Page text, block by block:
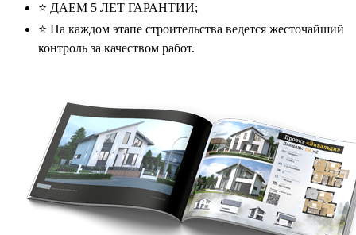
⭐️ ДАЕМ 5 ЛЕТ ГАРАНТИИ;
⭐️ На каждом этапе строительства ведется жесточайший
контроль за качеством работ.